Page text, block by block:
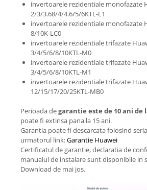
invertoarele rezidentiale monofazate
2/3/3.68/4/4.6/5/6KTL-L1
invertoarele rezidentiale monofazate
8/10K-LC0
invertoarele rezidentiale trifazate
3/4/5/6/8/10KTL-M0
invertoarele rezidentiale trifazate
3/4/5/6/8/10KTL-M1
invertoarele rezidentiale trifazate
12/15/17/20/25KTL-MB0
Perioada degarantie este de 10 ani de
poate fi extinsa pana la 15 ani.
Garantia poate fi descarcata folosind
urmatorul link:Garantie Huawei
Certificatul de garantie, declaratia de
manualul de instalare sunt disponibile in
Download de mai jos.